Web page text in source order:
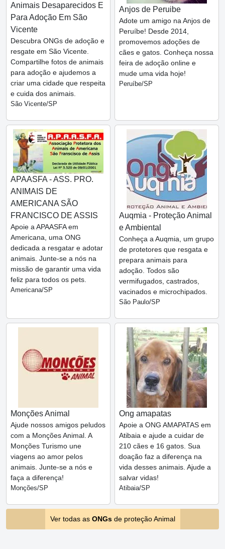
Animais Desaparecidos E
Para Adoção Em São
Vicente
Descubra ONGs de adoção e
resgate em São Vicente.
Compartilhe fotos de animais
para adoção e ajudemos a
criar uma cidade que respeita
e cuida dos animais.
São Vicente/SP
Anjos de Peruibe
Adote um amigo na Anjos de
Peruíbe! Desde 2014,
promovemos adoções de
cães e gatos. Conheça nossa
feira de adoção online e
mude uma vida hoje!
Peruíbe/SP
APAASFA - ASS. PRO.
ANIMAIS DE
AMERICANA SÃO
FRANCISCO DE ASSIS
Apoie a APAASFA em
Americana, uma ONG
dedicada a resgatar e adotar
animais. Junte-se a nós na
missão de garantir uma vida
feliz para todos os pets.
Americana/SP
Auqmia - Proteção Animal
e Ambiental
Conheça a Auqmia, um grupo
de protetores que resgata e
prepara animais para
adoção. Todos são
vermifugados, castrados,
vacinados e microchipados.
São Paulo/SP
Monções Animal
Ajude nossos amigos peludos
com a Monções Animal. A
Monções Turismo une
viagens ao amor pelos
animais. Junte-se a nós e
faça a diferença!
Monções/SP
Ong amapatas
Apoie a ONG AMAPATAS em
Atibaia e ajude a cuidar de
210 cães e 16 gatos. Sua
doação faz a diferença na
vida desses animais. Ajude a
salvar vidas!
Atibaia/SP
Ver todas as ONGsde proteção Animal